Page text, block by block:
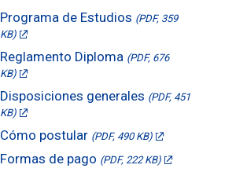
Programa de Estudios (PDF, 359
KB)
Reglamento Diploma (PDF, 676
KB)
Disposiciones generales (PDF, 451
KB)
Cómo postular (PDF, 490 KB)
Formas de pago (PDF, 222 KB)